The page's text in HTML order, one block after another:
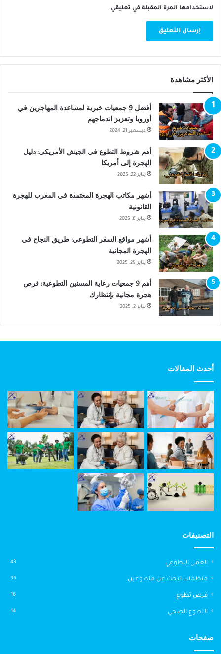
لاستخدامها المرة المقبلة في تعليقي.
الأكثر مشاهدة
أفضل 9 جمعيات خيرية لمساعدة المهاجرين في
أوروبا وتعزيز اندماجهم
ديسمبر 21, 2024
أهم شروط التطوع في الجيش الأمريكي: دليل
الهجرة إلى أمريكا
يناير 22, 2025
أشهر مكاتب الهجرة المعتمدة في المغرب للهجرة
القانونية
يناير 6, 2025
أشهر مواقع السفر التطوعي: طريق النجاح في
الهجرة المجانية
يناير 29, 2025
أهم 9 جمعيات رعاية المسنين التطوعية: فرص
هجرة مجانية بإنتظارك
يناير 2, 2025
أحدث المقالات
التصنيفات
العمل التطوعي 43
منظمات تبحث عن متطوعين 35
فرص تطوع 16
التطوع الصحي 14
صفحات